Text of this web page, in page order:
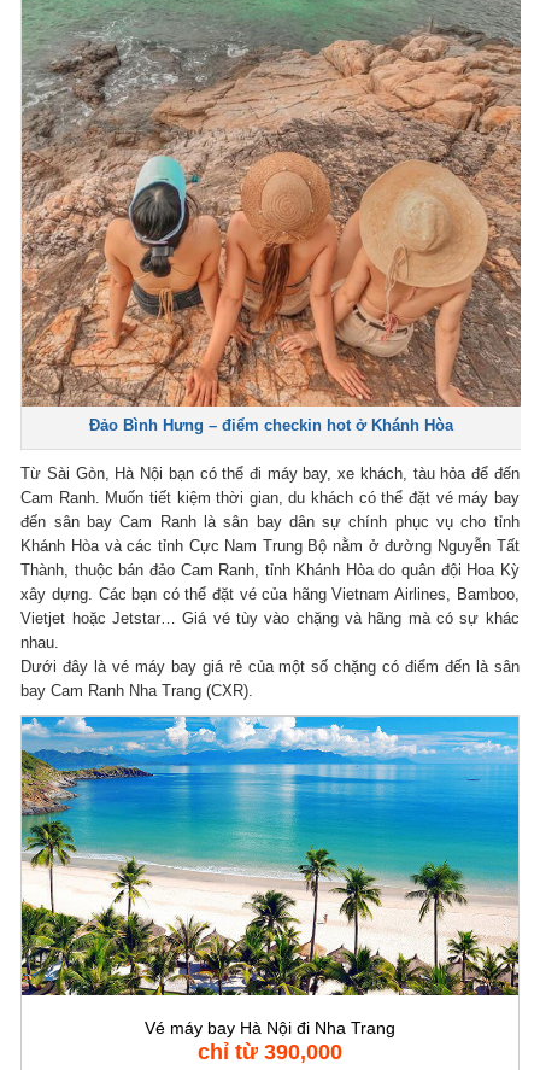
Đảo Bình Hưng – điểm checkin hot ở Khánh Hòa
Từ Sài Gòn, Hà Nội bạn có thể đi máy bay, xe khách, tàu hỏa để đến
Cam Ranh. Muốn tiết kiệm thời gian, du khách có thể đặt vé máy bay
đến sân bay Cam Ranh là sân bay dân sự chính phục vụ cho tỉnh
Khánh Hòa và các tỉnh Cực Nam Trung Bộ nằm ở đường Nguyễn Tất
Thành, thuộc bán đảo Cam Ranh, tỉnh Khánh Hòa do quân đội Hoa Kỳ
xây dựng. Các bạn có thể đặt vé của hãng Vietnam Airlines, Bamboo,
Vietjet hoặc Jetstar… Giá vé tùy vào chặng và hãng mà có sự khác
nhau.
Dưới đây là vé máy bay giá rẻ của một số chặng có điểm đến là sân
bay Cam Ranh Nha Trang (CXR).
Vé máy bay Hà Nội đi Nha Trang
chỉ từ 390,000